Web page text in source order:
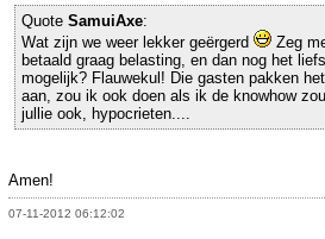
Quote SamuiAxe:
Wat zijn we weer lekker geërgerd
Zeg
betaald graag belasting, en dan nog het
mogelijk? Flauwekul! Die gasten pakken
aan, zou ik ook doen als ik de knowhow
jullie ook, hypocrieten....
Amen!
07-11-2012 06:12:02